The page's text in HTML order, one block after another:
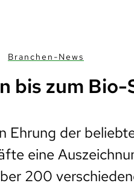
Branchen-News
bis zum
Ehrung der
eine
200